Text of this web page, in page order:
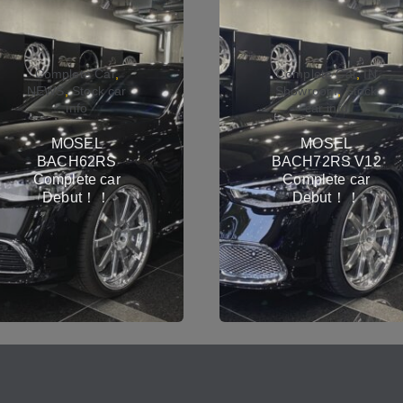
Complete Car,
NEWS,Stock car
info
MOSEL
BACH62RS
Complete car
Debut！！
Complete Car,IN
Showroom,Stock
car info
MOSEL
BACH72RS V12
Complete car
Debut！！